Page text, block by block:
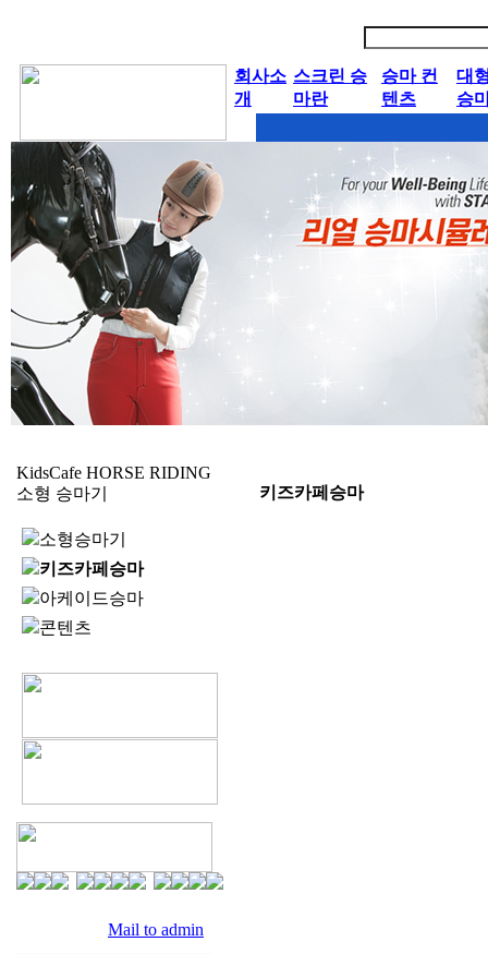
회사소
개
스크린 승
마란
승마 컨
텐츠
대
승
KidsCafe HORSE RIDING
소형 승마기
소형승마기
키즈카페승마
아케이드승마
콘텐츠
Mail to admin
키즈카페승마